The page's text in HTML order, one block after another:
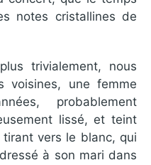
notes cristallines de
trivialement, nous
voisines, une femme
probablement
lissé, et teint
tirant vers le blanc, qui
à son mari dans